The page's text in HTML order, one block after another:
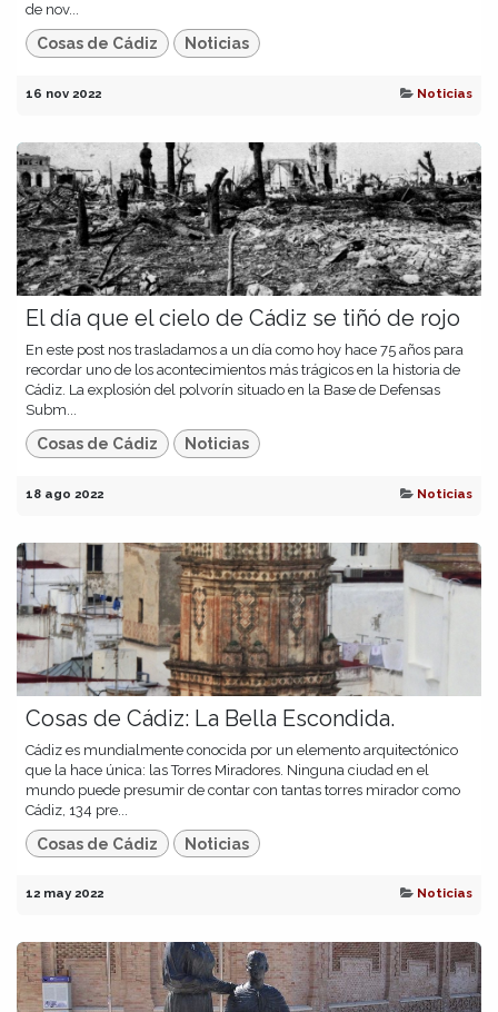
de nov...
Cosas de Cádiz Noticias
16 nov 2022 Noticias
El día que el cielo de Cádiz se tiñó de rojo
En este post nos trasladamos a un día como hoy hace 75 años para
recordar uno de los acontecimientos más trágicos en la historia de
Cádiz. La explosión del polvorín situado en la Base de Defensas
Subm...
Cosas de Cádiz Noticias
18 ago 2022 Noticias
Cosas de Cádiz: La Bella Escondida.
Cádiz es mundialmente conocida por un elemento arquitectónico
que la hace única: las Torres Miradores. Ninguna ciudad en el
mundo puede presumir de contar con tantas torres mirador como
Cádiz, 134 pre...
Cosas de Cádiz Noticias
12 may 2022 Noticias